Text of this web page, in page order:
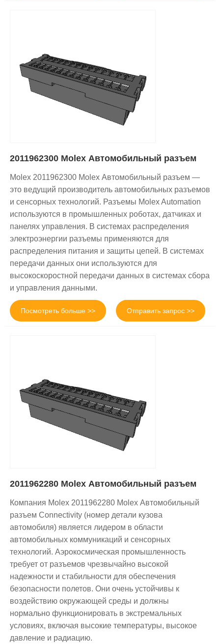
2011962300 Molex Автомобильный разъем
Molex 2011962300 Molex Автомобильный разъем —
это ведущий производитель автомобильных разъемов
и сенсорных технологий. Разъемы Molex Automation
используются в промышленных роботах, датчиках и
панелях управления. В системах распределения
электроэнергии разъемы применяются для
распределения питания и защиты цепей. В системах
передачи данных они используются для
высокоскоростной передачи данных в системах сбора
и управления данными.
Посмотреть больше >> Отправить запрос >>
2011962280 Molex Автомобильный разъем
Компания Molex 2011962280 Molex Автомобильный
разъем Connectivity (номер детали кузова
автомобиля) является лидером в области
автомобильных коммуникаций и сенсорных
технологий. Аэрокосмическая промышленность
требует от разъемов чрезвычайно высокой
надежности и стабильности для обеспечения
безопасности полетов. Они очень устойчивы к
воздействию окружающей среды и должны
нормально функционировать в экстремальных
условиях, включая высокие температуры, высокое
давление и радиацию.